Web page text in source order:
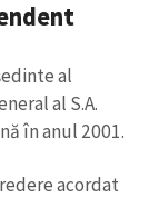
al
al S.A.
în anul 2001.
acordat